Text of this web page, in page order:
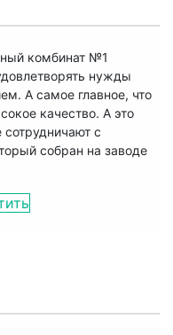
комбинат №1
нужды
А самое главное, что
качество. А это
сотрудничают с
собран на заводе